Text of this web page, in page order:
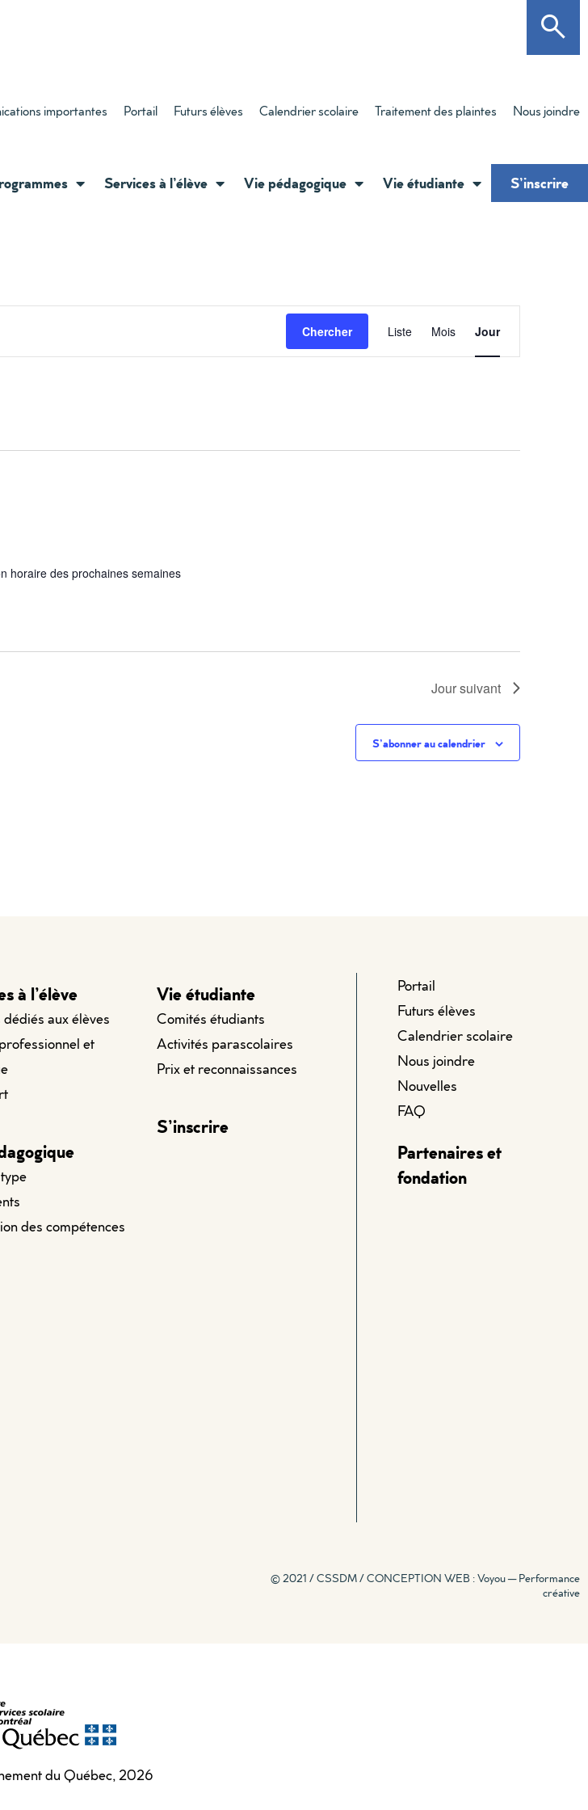
importantes Portail Futurs élèves Calendrier scolaire Traitement des plaintes Nous joindre
Services à l’élève Vie pédagogique Vie étudiante S’inscrire
Chercher de
Liste Mois Jour
horaire des prochaines semaines
Jour suivant
S’abonner au calendrier
à l’élève
aux élèves
et
des compétences
Vie étudiante
Comités étudiants
Activités parascolaires
Prix et reconnaissances
S’inscrire
Portail
Futurs élèves
Calendrier scolaire
Nous joindre
Nouvelles
FAQ
Partenaires et
fondation
© 2021 / CSSDM /CONCEPTION WEB : Voyou — Performance
créative
du Québec, 2026